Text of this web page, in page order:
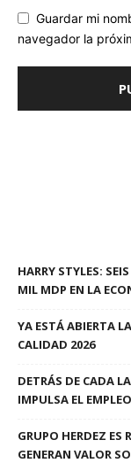
Guardar mi
navegador la
HARRY STYLES:
MIL MDP EN LA
YA ESTÁ ABIERTA
CALIDAD 2026
DETRÁS DE CADA
IMPULSA EL
GRUPO HERDEZ ES
GENERAN VALOR